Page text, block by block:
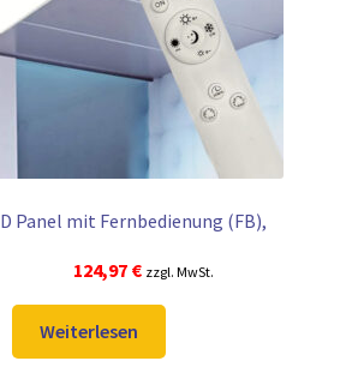
Panel mit Fernbedienung (FB),
Ursprünglicher
Preis
war:
159,98 €
124,97 €Aktueller
Preis
124,97 €.
zzgl. MwSt.
Weiterlesen